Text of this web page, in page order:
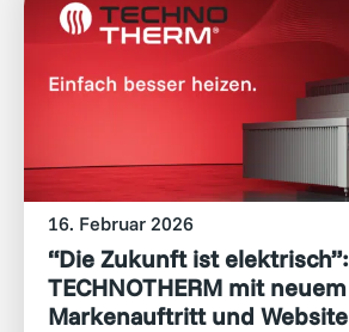
16. Februar 2026
“Die Zukunft ist elektrisch”:
TECHNOTHERM mit neuem
Markenauftritt und Website